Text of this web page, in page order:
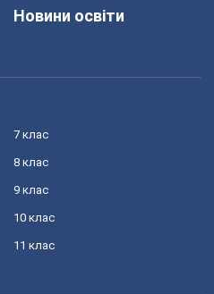
Новини освіти
7 клас
8 клас
9 клас
10 клас
11 клас